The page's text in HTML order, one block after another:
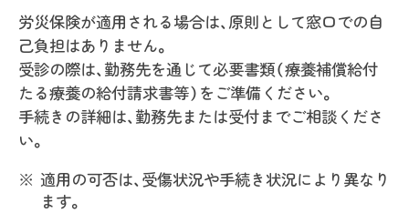
労災保険が適用される場合は、原則として窓口での自
己負担はありません。
受診の際は、勤務先を通じて必要書類（療養補償給付
たる療養の給付請求書等）をご準備ください。
手続きの詳細は、勤務先または受付までご相談くださ
い。
適用の可否は、受傷状況や手続き状況により異なり
ます。